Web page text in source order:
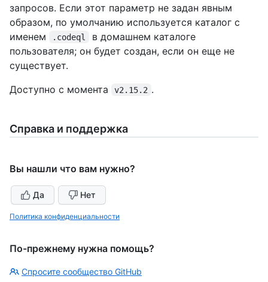
запросов. Если этот параметр не задан явным
образом, по умолчанию используется каталог с
именем
.codeql
в домашнем каталоге
пользователя; он будет создан, если он еще не
существует.
Доступно с момента
v2.15.2 .
Справка и поддержка
Вы нашли что вам нужно?
Да Нет
Политика конфиденциальности
По-прежнему нужна помощь?
Спросите сообщество GitHub